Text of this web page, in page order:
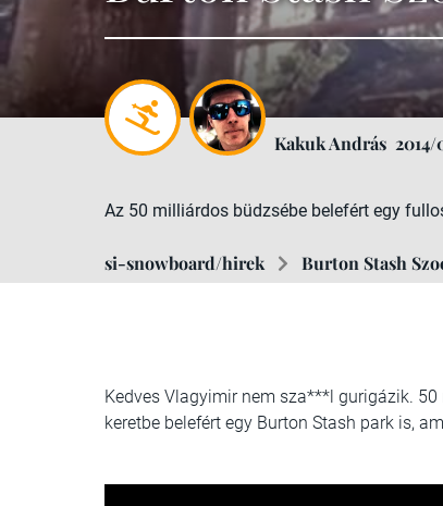
Kakuk András 2014/
Az 50 milliárdos büdzsébe belefért egy
si-snowboard/hirek Burton Stash
Kedves Vlagyimir nem sza***l gurigázik.
keretbe belefért egy Burton Stash park is,